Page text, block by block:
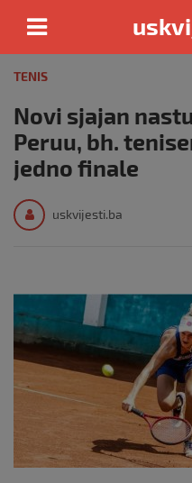
content
TENIS
Novi sjajan
Peruu, bh.
jedno finale
uskvijesti.ba